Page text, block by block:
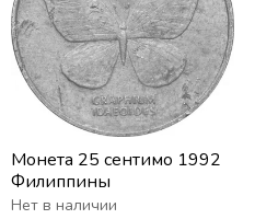
Монета 25 сентимо 1992
Филиппины
Нет в наличии